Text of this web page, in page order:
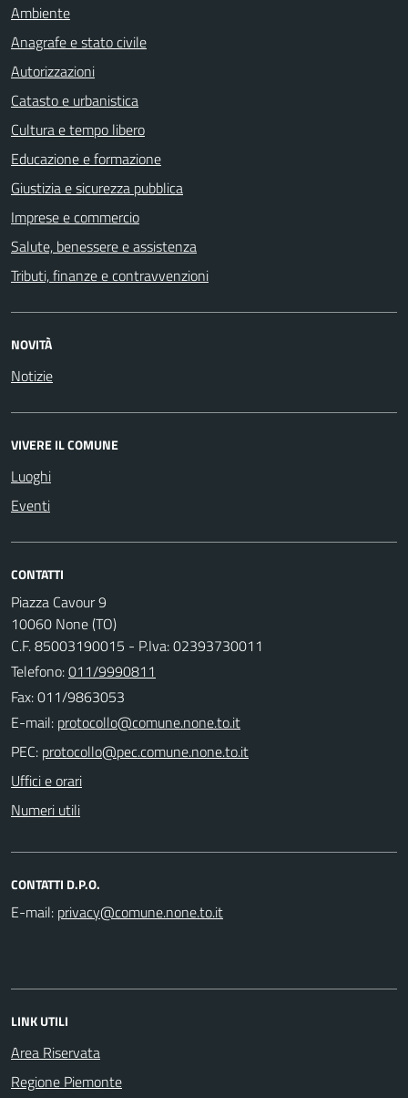
Ambiente
Anagrafe e stato civile
Autorizzazioni
Catasto e urbanistica
Cultura e tempo libero
Educazione e formazione
Giustizia e sicurezza pubblica
Imprese e commercio
Salute, benessere e assistenza
Tributi, finanze e contravvenzioni
NOVITÀ
Notizie
VIVERE IL COMUNE
Luoghi
Eventi
CONTATTI
Piazza Cavour 9
10060 None (TO)
C.F. 85003190015 - P.Iva: 02393730011
Telefono:011/9990811
Fax: 011/9863053
E-mail:
PEC:
Uffici e orari
Numeri utili
CONTATTI D.P.O.
E-mail:
LINK UTILI
Area Riservata
Regione Piemonte